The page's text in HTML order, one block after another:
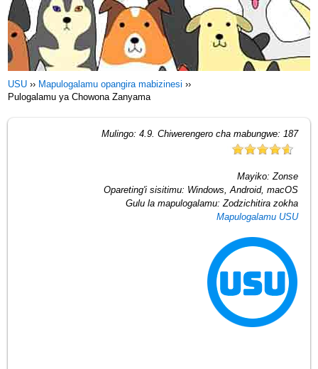
USU ›› Mapulogalamu opangira mabizinesi ››
Pulogalamu ya Chowona Zanyama
Mulingo: 4.9. Chiwerengero cha mabungwe: 187
Mayiko: Zonse
Opareting'i sisitimu: Windows, Android, macOS
Gulu la mapulogalamu: Zodzichitira zokha
Mapulogalamu USU